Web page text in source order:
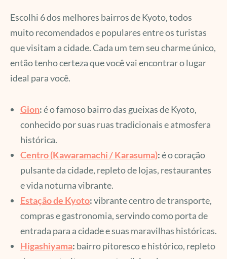
Escolhi 6 dos melhores bairros de Kyoto, todos
muito recomendados e populares entre os turistas
que visitam a cidade. Cada um tem seu charme único,
então tenho certeza que você vai encontrar o lugar
ideal para você.
Gion:é o famoso bairro das gueixas de Kyoto,
conhecido por suas ruas tradicionais e atmosfera
histórica.
Centro (Kawaramachi / Karasuma):é o coração
pulsante da cidade, repleto de lojas, restaurantes
e vida noturna vibrante.
Estação de Kyoto:vibrante centro de transporte,
compras e gastronomia, servindo como porta de
entrada para a cidade e suas maravilhas históricas.
Higashiyama: bairro pitoresco e histórico, repleto